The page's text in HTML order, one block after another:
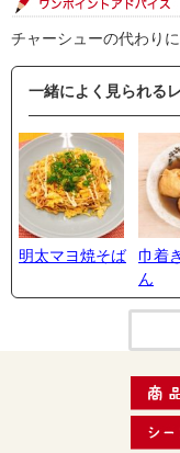
チャーシューの代わり
一緒によく見られる
明太マヨ焼そば
巾着
ん